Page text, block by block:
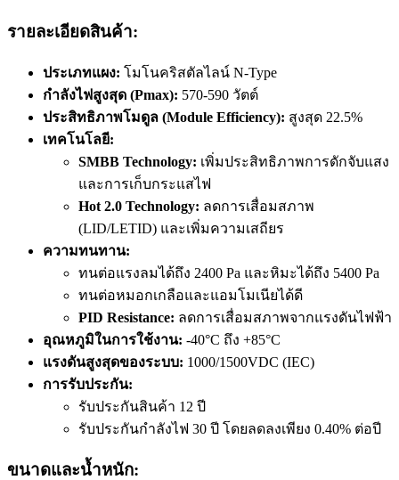
รายละเอียดสินค้า:
ประเภทแผง: โมโนคริสตัลไลน์ N-Type
กำลังไฟสูงสุด (Pmax): 570-590 วัตต์
ประสิทธิภาพโมดูล (Module Efficiency): สูงสุด 22.5%
เทคโนโลยี:
SMBB Technology: เพิ่มประสิทธิภาพการดักจับแสง
และการเก็บกระแสไฟ
Hot 2.0 Technology: ลดการเสื่อมสภาพ
(LID/LETID) และเพิ่มความเสถียร
ความทนทาน:
ทนต่อแรงลมได้ถึง 2400 Pa และหิมะได้ถึง 5400 Pa
ทนต่อหมอกเกลือและแอมโมเนียได้ดี
PID Resistance: ลดการเสื่อมสภาพจากแรงดันไฟฟ้า
อุณหภูมิในการใช้งาน: -40°C ถึง +85°C
แรงดันสูงสุดของระบบ: 1000/1500VDC (IEC)
การรับประกัน:
รับประกันสินค้า 12 ปี
รับประกันกำลังไฟ 30 ปี โดยลดลงเพียง 0.40% ต่อปี
ขนาดและน้ำหนัก: